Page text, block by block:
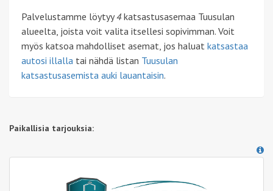
Palvelustamme löytyy4katsastusasemaa Tuusulan
alueelta, joista voit valita itsellesi sopivimman. Voit
myös katsoa mahdolliset asemat, jos haluat katsastaa
autosi illalla tai nähdä listan Tuusulan
katsastusasemista auki lauantaisin.
Paikallisia tarjouksia: